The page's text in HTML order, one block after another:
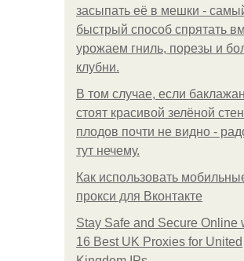
засыпать её в мешки -
быстрый способ спрятать
урожаем гниль, порезы и
клубни.
В том случае, если
стоят красивой зелёной
плодов почти не видно -
тут нечему.
Как использовать
прокси для Вконтакте
Stay Safe and Secure Online
16 Best UK Proxies for United